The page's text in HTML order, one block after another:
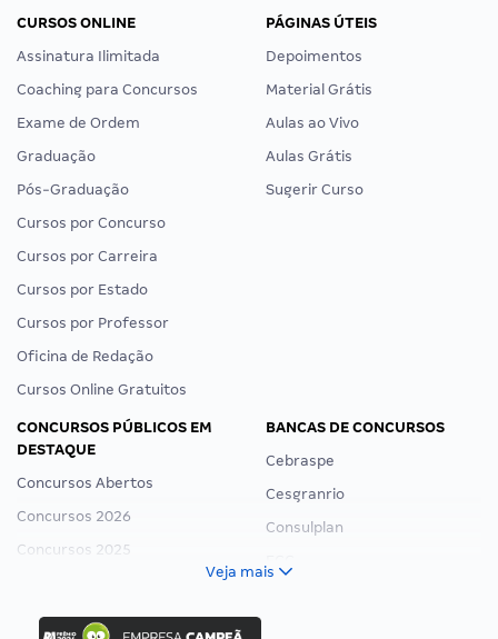
CURSOS ONLINE
Assinatura Ilimitada
Coaching para Concursos
Exame de Ordem
Graduação
Pós-Graduação
Cursos por Concurso
Cursos por Carreira
Cursos por Estado
Cursos por Professor
Oficina de Redação
Cursos Online Gratuitos
PÁGINAS ÚTEIS
Depoimentos
Material Grátis
Aulas ao Vivo
Aulas Grátis
Sugerir Curso
CONCURSOS PÚBLICOS EM
DESTAQUE
Concursos Abertos
Concursos 2026
Concursos 2025
Concurso Ibama
BANCAS DE CONCURSOS
Cebraspe
Cesgranrio
Consulplan
Veja mais